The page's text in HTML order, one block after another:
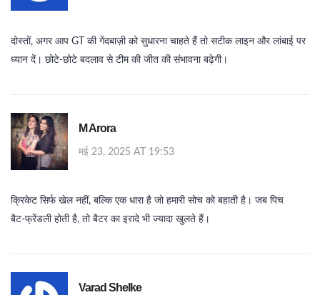
दोस्तों, अगर आप GT की गेंदबाज़ी को सुधारना चाहते हैं तो सटीक लाइन और लांबाई पर
ध्यान दें। छोटे‑छोटे बदलाव से टीम की जीत की संभावना बढ़ेगी।
M Arora
मई 23, 2025 AT 19:53
क्रिकेट सिर्फ खेल नहीं, बल्कि एक धारा है जो हमारी सोच को बहाती है। जब पिच
बैट‑फ्रेंडली होती है, तो बैटर का इरादे भी ज्यादा खुलते हैं।
Varad Shelke